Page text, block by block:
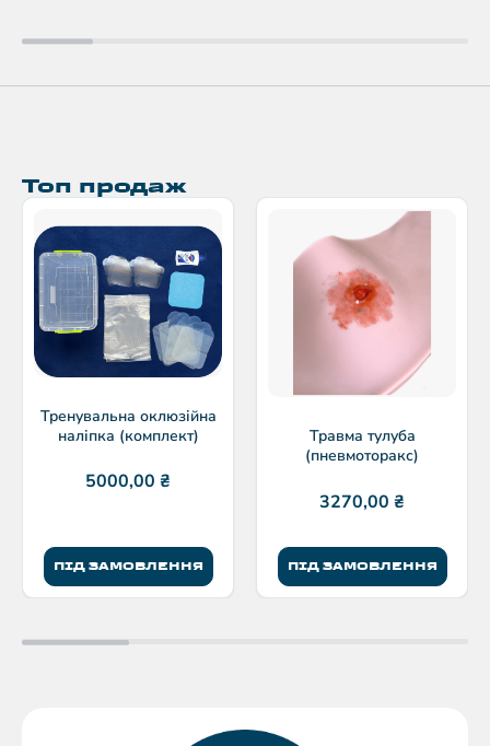
Топ продаж
Тренувальна оклюзійна
наліпка (комплект)
5000,00 ₴
ПІД ЗАМОВЛЕННЯ
Травма тулуба
(пневмоторакс)
3270,00 ₴
ПІД ЗАМОВЛЕННЯ